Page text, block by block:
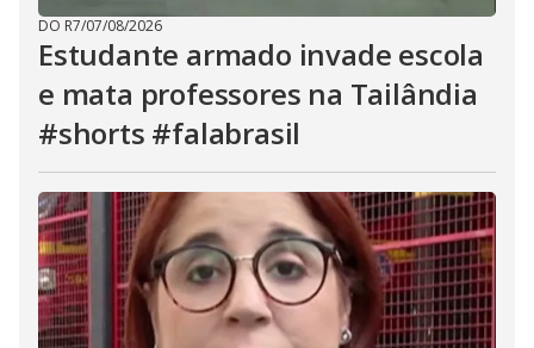
DO R7/07/08/2026
Estudante armado invade escola
e mata professores na Tailândia
#shorts #falabrasil